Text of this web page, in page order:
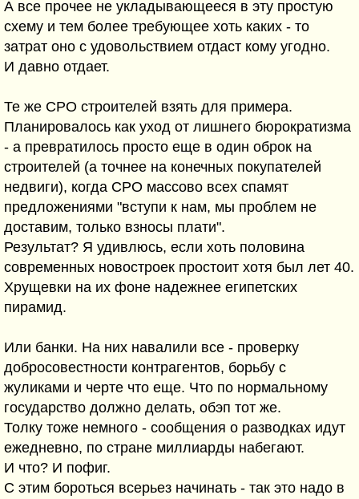
А все прочее не укладывающееся в эту простую
схему и тем более требующее хоть каких - то
затрат оно с удовольствием отдаст кому угодно.
И давно отдает.
Те же СРО строителей взять для примера.
Планировалось как уход от лишнего бюрократизма
- а превратилось просто еще в один оброк на
строителей (а точнее на конечных покупателей
недвиги), когда СРО массово всех спамят
предложениями "вступи к нам, мы проблем не
доставим, только взносы плати".
Результат? Я удивлюсь, если хоть половина
современных новостроек простоит хотя был лет 40.
Хрущевки на их фоне надежнее египетских
пирамид.
Или банки. На них навалили все - проверку
добросовестности контрагентов, борьбу с
жуликами и черте что еще. Что по нормальному
государство должно делать, обэп тот же.
Толку тоже немного - сообщения о разводках идут
ежедневно, по стране миллиарды набегают.
И что? И пофиг.
С этим бороться всерьез начинать - так это надо в